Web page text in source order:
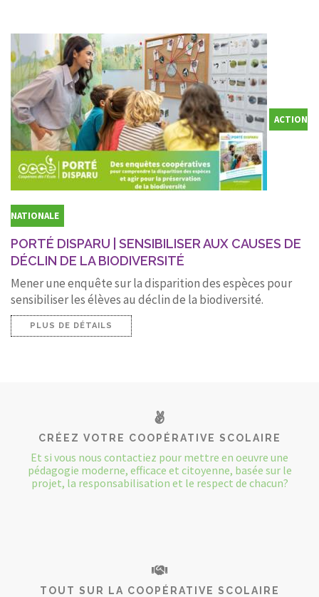
ACTION
NATIONALE
PORTÉ DISPARU | SENSIBILISER AUX CAUSES DE
DÉCLIN DE LA BIODIVERSITÉ
Mener une enquête sur la disparition des espèces pour
sensibiliser les élèves au déclin de la biodiversité.
PLUS DE DÉTAILS
CRÉEZ VOTRE COOPÉRATIVE SCOLAIRE
Et si vous nous contactiez pour mettre en oeuvre une
pédagogie moderne, efficace et citoyenne, basée sur le
projet, la responsabilisation et le respect de chacun?
TOUT SUR LA COOPÉRATIVE SCOLAIRE